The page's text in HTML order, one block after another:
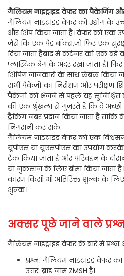
गैलियम नाइट्राइड वेफर का पैकेजिंग
गैलियम नाइट्राइड वेफर को उद्योग के
और शिप किया जाता है। वेफर को एक
जैसे कि एक पैड बॉक्स,जो फिर एक
दिया जाता हैबाद में कंटेनर को एक बड़े
प्लास्टिक बैग के अंदर रखा जाता है।
शिपिंग जानकारी के साथ लेबल किया
सभी पैकेजों का निरीक्षण और परीक्षण
पैकेजों को भेजने से पहले यह सुनिश्चित
की एक श्रृंखला से गुजरते हैं कि वे अच्छी
ट्रैकिंग नंबर प्रदान किया जाता है
निगरानी कर सकें.
गैलियम नाइट्राइड वेफर को एक
यूपीएस या यूएसपीएस का उपयोग करके
ट्रैक किया जाता है और परिवहन के
या नुकसान के लिए बीमा किया जाता
कारण किसी भी अतिरिक्त शुल्क के लिए
शुल्क।
अक्सर पूछे जाने वाले
गैलियम नाइट्राइड वेफर के बारे में प्रश्न
प्रश्न: गैलियम नाइट्राइड वेफर का
उत्तर: ब्रांड नाम ZMSH है।